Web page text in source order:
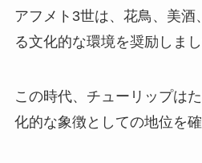
アフメト3世は、花鳥、美酒
る文化的な環境を奨励しまし
この時代、チューリップは
化的な象徴としての地位を確